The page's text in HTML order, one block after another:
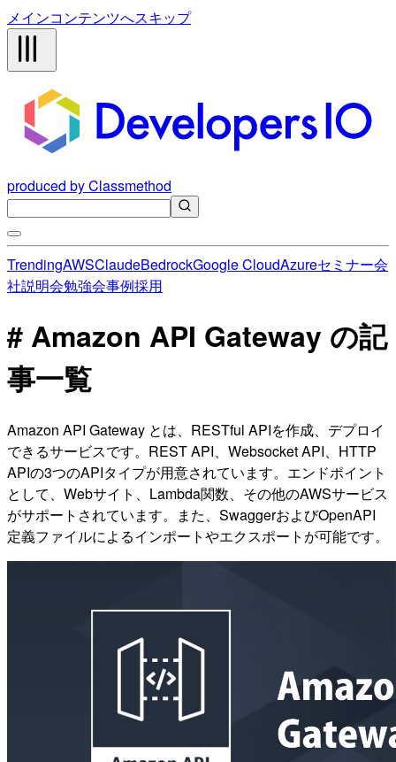
メインコンテンツへスキップ
produced by Classmethod
TrendingAWSClaudeBedrockGoogle CloudAzureセミナー会
社説明会勉強会事例採用
# Amazon API Gateway の記
事一覧
Amazon API Gateway とは、RESTful APIを作成、デプロイ
できるサービスです。REST API、Websocket API、HTTP
APIの3つのAPIタイプが用意されています。エンドポイント
として、Webサイト、Lambda関数、その他のAWSサービス
がサポートされています。また、SwaggerおよびOpenAPI
定義ファイルによるインポートやエクスポートが可能です。